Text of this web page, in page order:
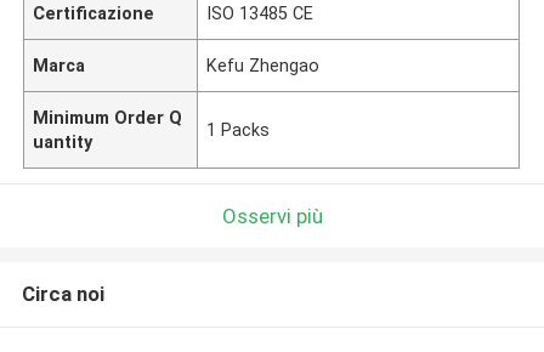
Certificazione ISO 13485 CE
Marca Kefu Zhengao
Minimum Order Q
uantity
1 Packs
Osservi più
Circa noi